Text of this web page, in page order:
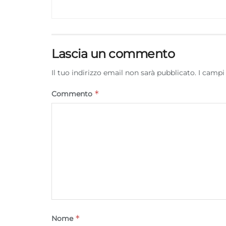
Lascia un commento
Il tuo indirizzo email non sarà pubblicato. I
Commento *
Nome *